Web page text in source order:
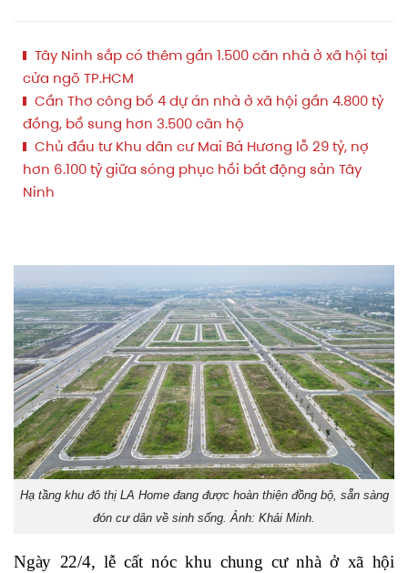
Tây Ninh sắp có thêm gần 1.500 căn nhà ở xã hội tại
cửa ngõ TP.HCM
Cần Thơ công bố 4 dự án nhà ở xã hội gần 4.800 tỷ
đồng, bổ sung hơn 3.500 căn hộ
Chủ đầu tư Khu dân cư Mai Bá Hương lỗ 29 tỷ, nợ
hơn 6.100 tỷ giữa sóng phục hồi bất động sản Tây
Ninh
Hạ tầng khu đô thị LA Home đang được hoàn thiện đồng bộ, sẵn sàng
đón cư dân về sinh sống. Ảnh: Khải Minh.
Ngày 22/4, lễ cất nóc khu chung cư nhà ở xã hội